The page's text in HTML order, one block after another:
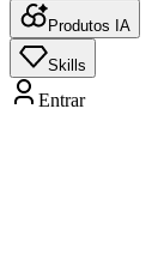
Produtos IA
Skills
Entrar